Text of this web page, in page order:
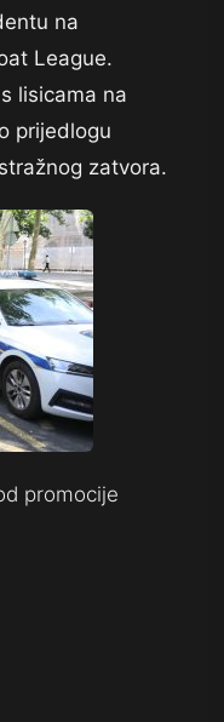
na
League.
lisicama na
prijedlogu
zatvora.
promocije